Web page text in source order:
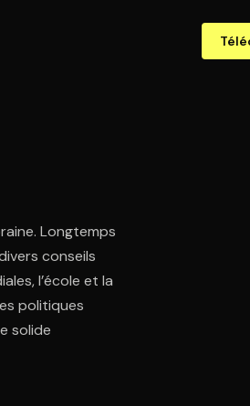
Longtemps
conseils
l’école et la
politiques
solide